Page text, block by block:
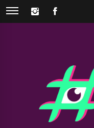
Skip
INSTAGRAM